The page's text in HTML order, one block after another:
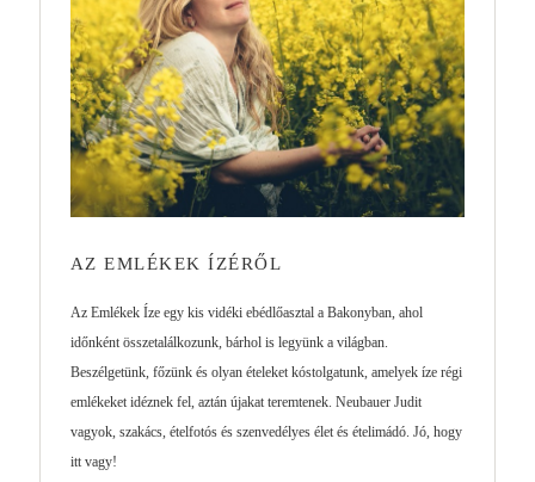
AZ EMLÉKEK ÍZÉRŐL
Az Emlékek Íze egy kis vidéki ebédlőasztal a Bakonyban, ahol
időnként összetalálkozunk, bárhol is legyünk a világban.
Beszélgetünk, főzünk és olyan ételeket kóstolgatunk, amelyek íze régi
emlékeket idéznek fel, aztán újakat teremtenek. Neubauer Judit
vagyok, szakács, ételfotós és szenvedélyes élet és ételimádó. Jó, hogy
itt vagy!